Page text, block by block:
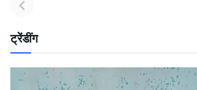
ट्रेंडींग